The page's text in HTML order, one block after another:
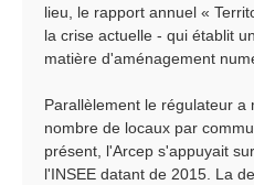
lieu, le rapport annuel «
la crise actuelle - qui établit
matière d'aménagement
Parallèlement le régulateur a
nombre de locaux par
présent, l'Arcep s'appuyait
l'INSEE datant de 2015. La